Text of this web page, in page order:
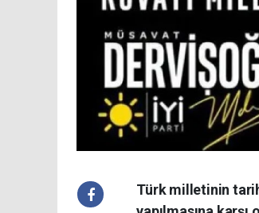
Türk milletinin